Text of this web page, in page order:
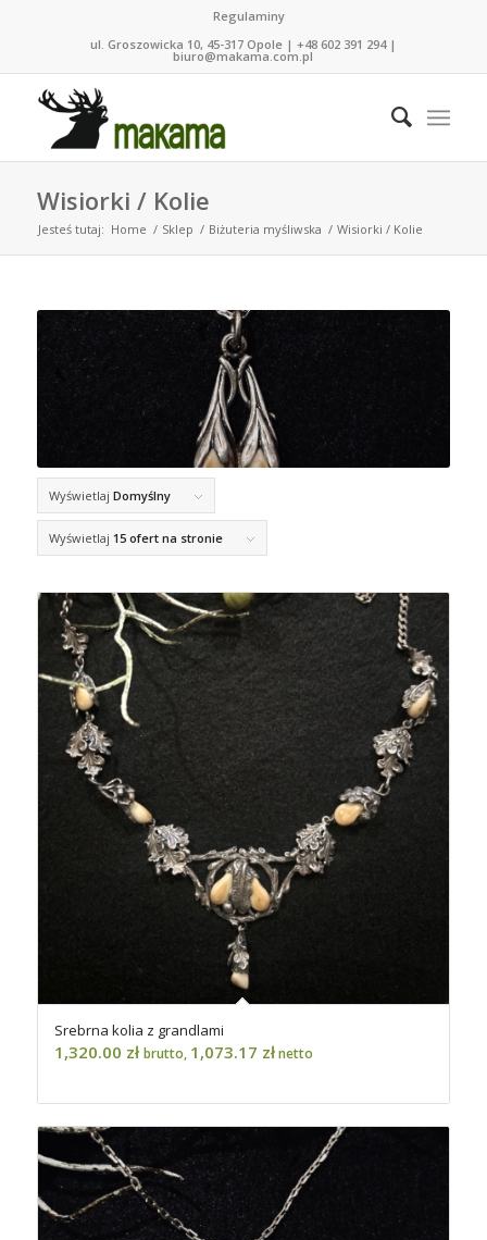
Regulaminy
ul. Groszowicka 10, 45-317 Opole | +48 602 391 294 |
biuro@makama.com.pl
Wisiorki / Kolie
Jesteś tutaj: Home / Sklep / Biżuteria myśliwska / Wisiorki / Kolie
Wyświetlaj Domyślny
Wyświetlaj 15 ofert na stronie
Srebrna kolia z grandlami
1,320.00 zł brutto, 1,073.17 złnetto